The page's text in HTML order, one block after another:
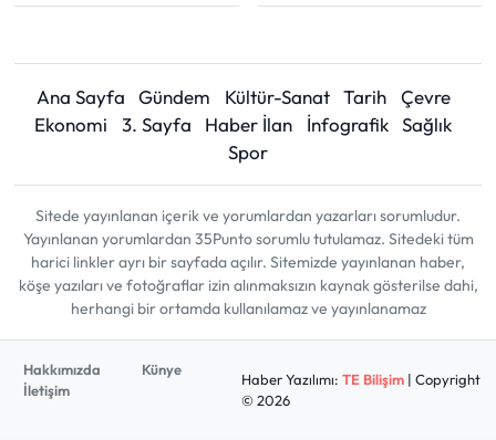
Ana Sayfa Gündem Kültür-Sanat Tarih
Çevre
Ekonomi
3. Sayfa Haber İlan İnfografik Sağlık
Spor
Sitede yayınlanan içerik ve yorumlardan yazarları sorumludur.
Yayınlanan yorumlardan 35Punto sorumlu tutulamaz. Sitedeki tüm
harici linkler ayrı bir sayfada açılır. Sitemizde yayınlanan haber,
köşe yazıları ve fotoğraflar izin alınmaksızın kaynak gösterilse dahi,
herhangi bir ortamda kullanılamaz ve yayınlanamaz
Hakkımızda
Künye
İletişim
Haber Yazılımı: TE Bilişim| Copyright
© 2026